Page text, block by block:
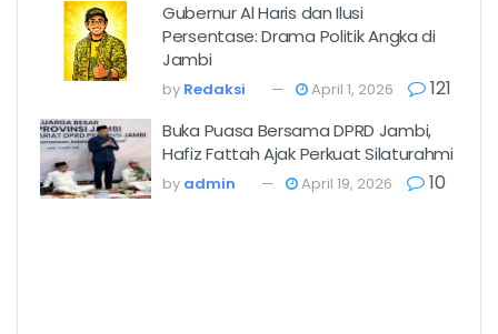
Gubernur Al Haris dan Ilusi
Persentase: Drama Politik Angka di
Jambi
by Redaksi April 1, 2026 121
Buka Puasa Bersama DPRD Jambi,
Hafiz Fattah Ajak Perkuat Silaturahmi
by admin April 19, 2026 10